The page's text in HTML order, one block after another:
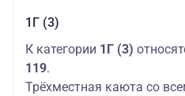
1Г (3)
К категории 1Г (3)
119.
Трёхместная каюта со